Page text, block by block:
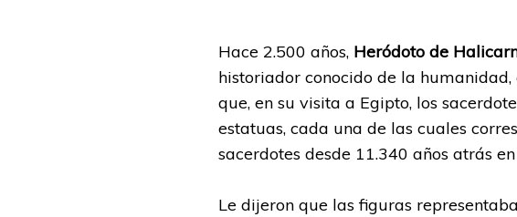
Hace 2.500 años, Heródoto de
historiador conocido de la
que, en su visita a Egipto, los
estatuas, cada una de las cuales
sacerdotes desde 11.340 años atrás
Le dijeron que las figuras